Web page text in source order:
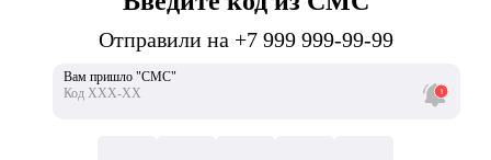
Отправили на +7 999 999-99-99
Вам пришло "СМС"
Код ХХХ-ХХ